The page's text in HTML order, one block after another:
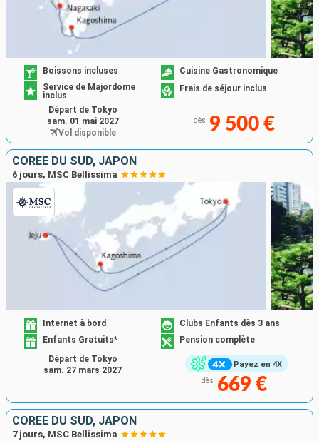
Boissons incluses
Cuisine Gastronomique
Service de Majordome
inclus
Frais de séjour inclus
dès 9 500 €
Départ de Tokyo
sam. 01 mai 2027
Vol disponible
CORÉE DU SUD, JAPON
6 jours, MSC Bellissima
Payez en 4X
Internet à bord
Clubs Enfants dès 3 ans
Enfants Gratuits*
Pension complète
dès 669 €
Départ de Tokyo
sam. 27 mars 2027
CORÉE DU SUD, JAPON
7 jours, MSC Bellissima